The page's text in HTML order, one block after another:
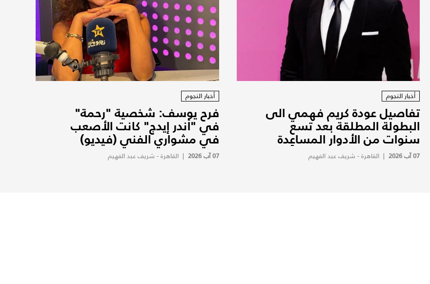
أخبار النجوم
تفاصيل عودة كريم فهمي الى
البطولة المطلقة بعد تسع
سنوات من الأدوار المساعِدة
07 آب 2026 | القاهرة - شريف عبد الفهيم
أخبار النجوم
فرح يوسف: شخصية "رحمة"
في "أندر إيدج" كانت الأصعب
في مشواري الفني (فيديو)
07 آب 2026 |القاهرة - شريف عبد الفهيم